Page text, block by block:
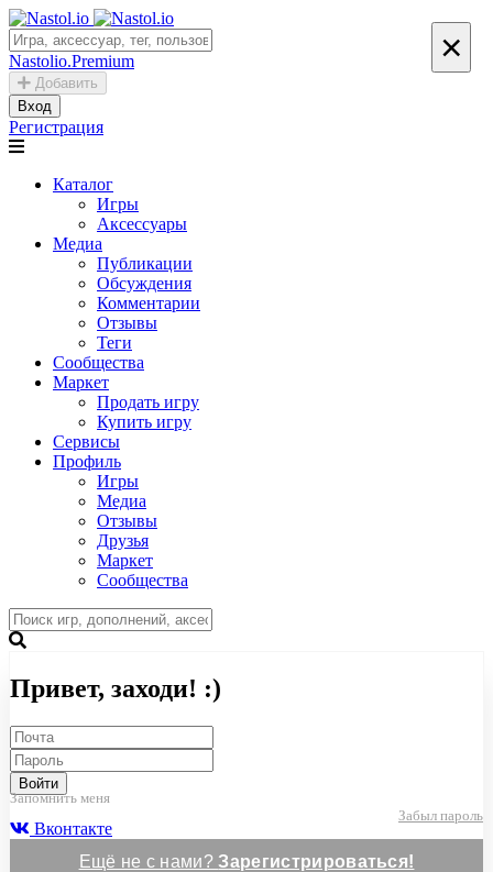
Nastolio.Premium
Добавить
Вход
Регистрация
Каталог
Игры
Аксессуары
Медиа
Публикации
Обсуждения
Комментарии
Отзывы
Теги
Сообщества
Маркет
Продать игру
Купить игру
Сервисы
Профиль
Игры
Медиа
Отзывы
Друзья
Маркет
Сообщества
×
Привет, заходи! :)
Войти
Запомнить меня
Забыл пароль
Вконтакте
Ещё не с нами?Зарегистрироваться!